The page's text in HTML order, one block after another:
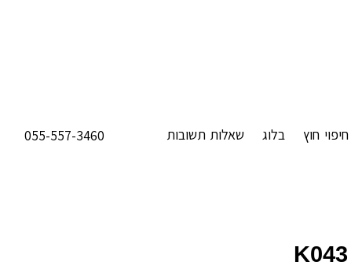
חיפוי חוץ בלוג שאלות תשובות 055-557-3460
K043